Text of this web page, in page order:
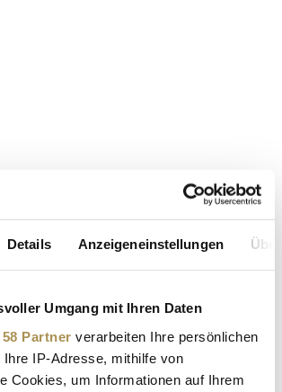
Details Anzeigeneinstellungen
Umgang mit Ihren Daten
Partner verarbeiten Ihre persönlichen
IP-Adresse, mithilfe von
Cookies, um Informationen auf Ihrem